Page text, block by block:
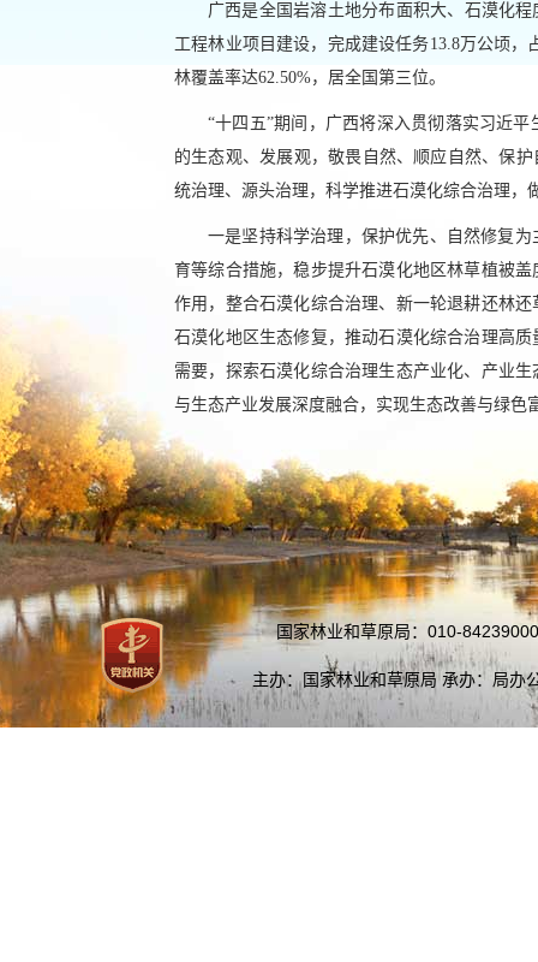
广西是全国岩溶土地分布面积大、石漠化
工程林业项目建设，完成建设任务13.8万公顷
林覆盖率达62.50%，居全国第三位。
“十四五”期间，广西将深入贯彻落实习近
的生态观、发展观，敬畏自然、顺应自然、保
统治理、源头治理，科学推进石漠化综合治理，
一是坚持科学治理，保护优先、自然修复
育等综合措施，稳步提升石漠化地区林草植被
作用，整合石漠化综合治理、新一轮退耕还林
石漠化地区生态修复，推动石漠化综合治理高
需要，探索石漠化综合治理生态产业化、产业
与生态产业发展深度融合，实现生态改善与绿
国家林业和草原局：010-
主办：国家林业和草原局 承办：局办